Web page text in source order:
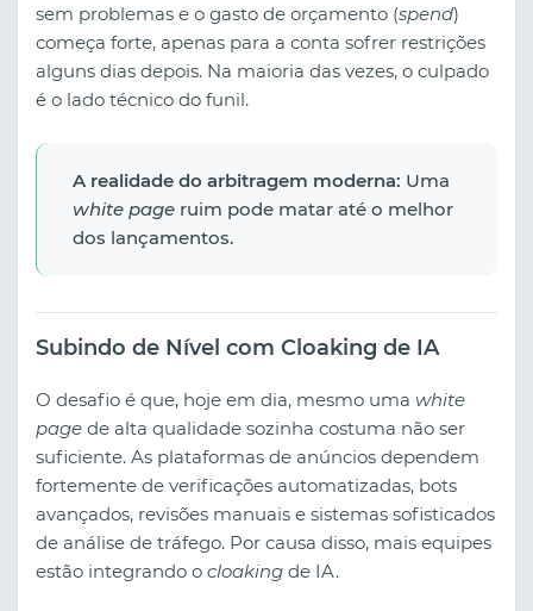
sem problemas e o gasto de orçamento (spend)
começa forte, apenas para a conta sofrer restrições
alguns dias depois. Na maioria das vezes, o culpado
é o lado técnico do funil.
A realidade do arbitragem moderna: Uma
white page ruim pode matar até o melhor
dos lançamentos.
Subindo de Nível com Cloaking de IA
O desafio é que, hoje em dia, mesmo uma white
page de alta qualidade sozinha costuma não ser
suficiente. As plataformas de anúncios dependem
fortemente de verificações automatizadas, bots
avançados, revisões manuais e sistemas sofisticados
de análise de tráfego. Por causa disso, mais equipes
estão integrando o cloaking de IA.